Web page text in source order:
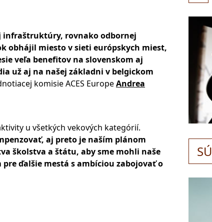
infraštruktúry, rovnako odbornej
obhájil miesto v sieti európskych miest,
veľa benefitov na slovenskom aj
už aj na našej základni v belgickom
komisie ACES EuropeAndrea
u všetkých vekových kategórií.
aj preto je naším plánom
školstva a štátu, aby sme mohli naše
ďalšie mestá s ambíciou zabojovať o
SÚ